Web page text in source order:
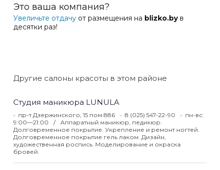
Это ваша компания?
Увеличьте отдачу от размещения на blizko.byв
десятки раз!
Другие салоны красоты в этом районе
Студия маникюра LUNULA
пр-т Дзержинского, 15 пом.886 8 (025) 547-22-90
пн-вс:
9:00—21:00
Аппаратный маникюр, педикюр.
Долговременное покрытие. Укрепление и ремонт ногтей.
Долговременное покрытие гель лаком. Дизайн,
художественная роспись. Моделирование и окраска
бровей.